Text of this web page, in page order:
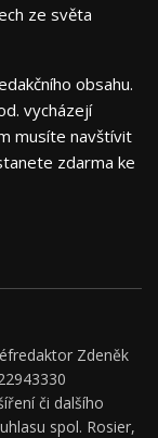
ze světa
obsahu.
vycházejí
musíte navštívit
zdarma ke
Zdeněk
či dalšího
spol. Rosier,